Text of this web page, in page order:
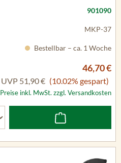
901090
MKP-37
Bestellbar – ca. 1 Woche
46,70 €
UVP 51,90 € (10.02% gespart)
Preise inkl. MwSt. zzgl. Versandkosten